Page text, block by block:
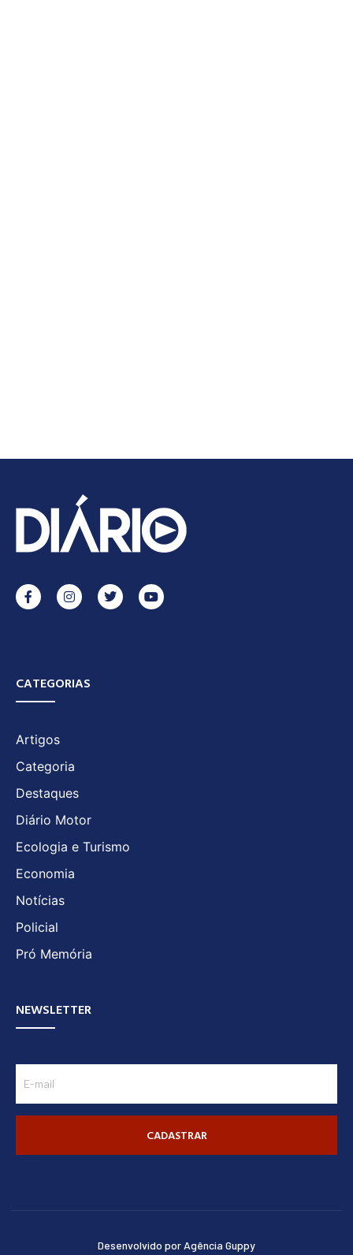
CATEGORIAS
Artigos
Categoria
Destaques
Diário Motor
Ecologia e Turismo
Economia
Notícias
Policial
Pró Memória
NEWSLETTER
CADASTRAR
Desenvolvido por Agência Guppy